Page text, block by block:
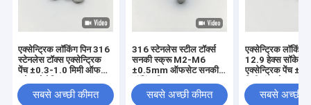
एक्सेन्ट्रिक लॉकिंग पिन 316
स्टेनलेस टॉक्स एक्सेन्ट्रिक
पेंच ±0.3-1.0 मिमी ऑफसेट
सबसे अच्छी कीमत
316 स्टेनलेस स्टील टॉर्क्स
सनकी स्क्रू M2-M6
±0.5mm ऑफसेट सनकी
सबसे अच्छी कीमत
एक्सेन्ट्रिक लॉकिंग
12.9 हेक्स सॉकेट
एक्सेन्ट्रिक पेंच
एक्सेन्ट्रिक लॉकिंग
सबसे अच्छी